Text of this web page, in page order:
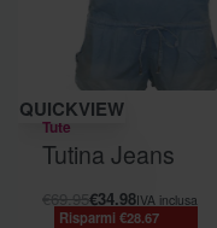
Risparmi €28.67
QUICKVIEW
Tute
Tutina Jeans
€34.98IVA inclusa
Risparmi €28.67